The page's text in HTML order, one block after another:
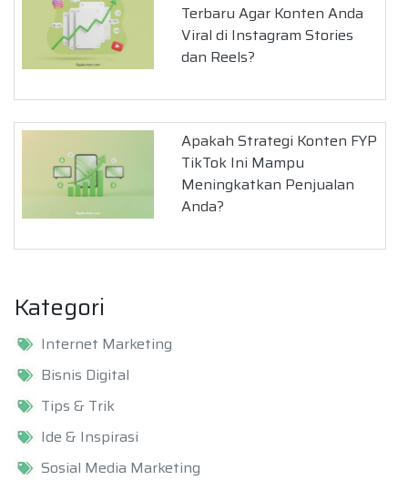
Terbaru Agar Konten Anda
Viral di Instagram Stories
dan Reels?
Apakah Strategi Konten FYP
TikTok Ini Mampu
Meningkatkan Penjualan
Anda?
Kategori
Internet Marketing
Bisnis Digital
Tips & Trik
Ide & Inspirasi
Sosial Media Marketing